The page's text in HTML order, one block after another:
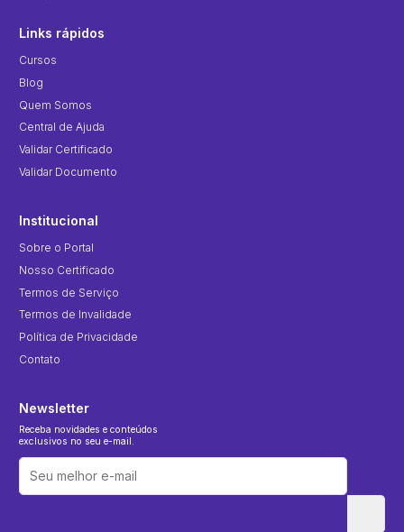
Links rápidos
Cursos
Blog
Quem Somos
Central de Ajuda
Validar Certificado
Validar Documento
Institucional
Sobre o Portal
Nosso Certificado
Termos de Serviço
Termos de Invalidade
Política de Privacidade
Contato
Newsletter
Receba novidades e conteúdos
exclusivos no seu e-mail.